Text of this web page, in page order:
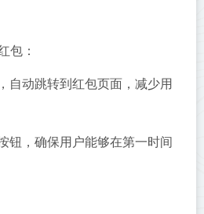
包：
自动跳转到红包页面，减少用
钮，确保用户能够在第一时间